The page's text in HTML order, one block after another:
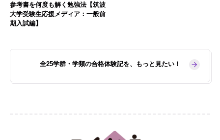
参考書を何度も解く勉強法【筑波
大学受験生応援メディア：一般前
期入試編】
全25学群・学類の合格体験記を、もっと見たい！